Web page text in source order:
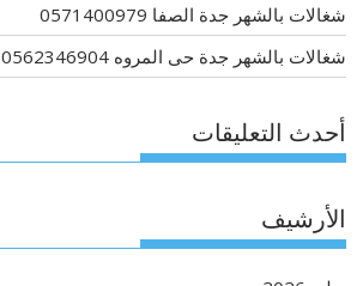
شغالات بالشهر جدة الصفا 0571400979
شغالات بالشهر جدة حى المروه 0562346904
أحدث التعليقات
الأرشيف